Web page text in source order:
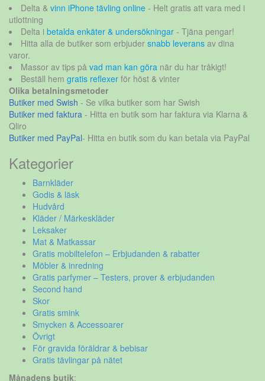
Delta & vinn iPhone tävling online - Helt gratis att vara med i
utlottning
Delta i betalda enkäter & undersökningar - Tjäna pengar!
Hitta alla de butiker som erbjuder snabb leverans av dina
varor.
Massor av tips på vad man kan göra när du har tråkigt!
Beställ hem gratis reflexer för höst & vinter
Olika betalningsmetoder
Butiker med Swish - Se vilka butiker som har Swish
Butiker med faktura - Hitta en butik som har faktura via Klarna &
Qliro
Butiker med PayPal- Hitta en butik som du kan betala via PayPal
Kategorier
Barnkläder
Godis & läsk
Hudvård
Kläder / Märkeskläder
Leksaker
Mat & Matkassar
Gratis mobiltelefon – Erbjudanden & rabatter
Möbler & inredning
Gratis parfymer – Testers, prover & erbjudanden
Second hand
Skor
Gratis smink
Smycken & Accessoarer
Övrigt
För gravida föräldrar & bebisar
Gratis tävlingar på nätet
Månadens butik: